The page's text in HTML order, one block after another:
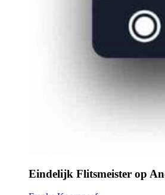
Eindelijk Flitsmeister op